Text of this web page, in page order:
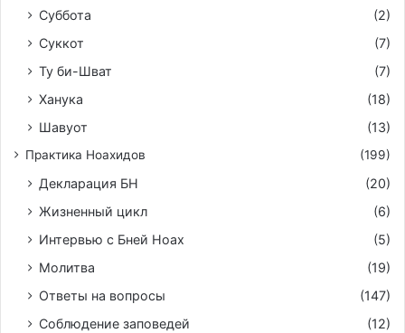
Суббота
(2)
Суккот
(7)
Ту би-Шват
(7)
Ханука
(18)
Шавуот
(13)
Практика Ноахидов (199)
Декларация БН
(20)
Жизненный цикл
(6)
Интервью с Бней Ноах
(5)
Молитва
(19)
Ответы на вопросы
(147)
Соблюдение заповедей
(12)